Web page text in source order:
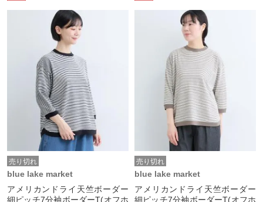
売り切れ
blue lake market
アメリカンドライ天竺ボーダー
細ピッチ7分袖ボーダーT(オフホ
売り切れ
blue lake market
アメリカンドライ天竺ボーダー
細ピッチ7分袖ボーダーT(オフホ